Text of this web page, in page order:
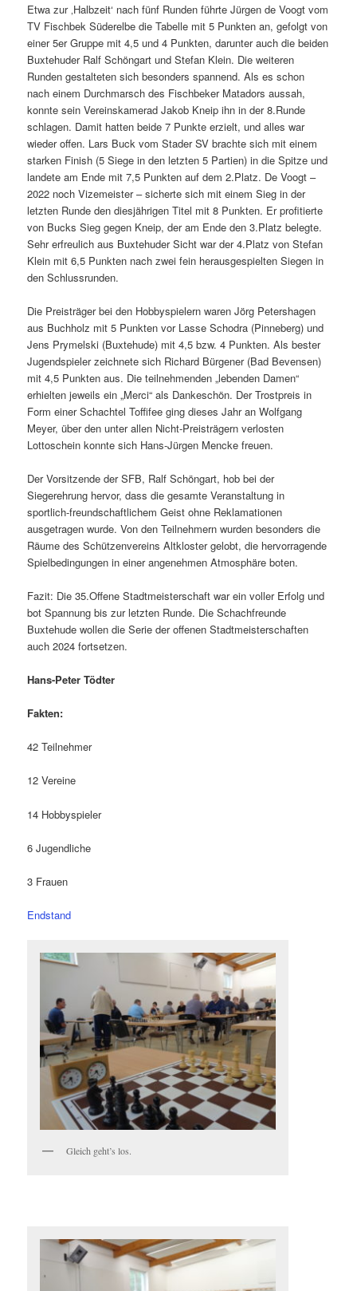
Etwa zur ‚Halbzeit‘ nach fünf Runden führte Jürgen de Voogt vom
TV Fischbek Süderelbe die Tabelle mit 5 Punkten an, gefolgt von
einer 5er Gruppe mit 4,5 und 4 Punkten, darunter auch die beiden
Buxtehuder Ralf Schöngart und Stefan Klein. Die weiteren
Runden gestalteten sich besonders spannend. Als es schon
nach einem Durchmarsch des Fischbeker Matadors aussah,
konnte sein Vereinskamerad Jakob Kneip ihn in der 8.Runde
schlagen. Damit hatten beide 7 Punkte erzielt, und alles war
wieder offen. Lars Buck vom Stader SV brachte sich mit einem
starken Finish (5 Siege in den letzten 5 Partien) in die Spitze und
landete am Ende mit 7,5 Punkten auf dem 2.Platz. De Voogt –
2022 noch Vizemeister – sicherte sich mit einem Sieg in der
letzten Runde den diesjährigen Titel mit 8 Punkten. Er profitierte
von Bucks Sieg gegen Kneip, der am Ende den 3.Platz belegte.
Sehr erfreulich aus Buxtehuder Sicht war der 4.Platz von Stefan
Klein mit 6,5 Punkten nach zwei fein herausgespielten Siegen in
den Schlussrunden.
Die Preisträger bei den Hobbyspielern waren Jörg Petershagen
aus Buchholz mit 5 Punkten vor Lasse Schodra (Pinneberg) und
Jens Prymelski (Buxtehude) mit 4,5 bzw. 4 Punkten. Als bester
Jugendspieler zeichnete sich Richard Bürgener (Bad Bevensen)
mit 4,5 Punkten aus. Die teilnehmenden „lebenden Damen“
erhielten jeweils ein „Merci“ als Dankeschön. Der Trostpreis in
Form einer Schachtel Toffifee ging dieses Jahr an Wolfgang
Meyer, über den unter allen Nicht-Preisträgern verlosten
Lottoschein konnte sich Hans-Jürgen Mencke freuen.
Der Vorsitzende der SFB, Ralf Schöngart, hob bei der
Siegerehrung hervor, dass die gesamte Veranstaltung in
sportlich-freundschaftlichem Geist ohne Reklamationen
ausgetragen wurde. Von den Teilnehmern wurden besonders die
Räume des Schützenvereins Altkloster gelobt, die hervorragende
Spielbedingungen in einer angenehmen Atmosphäre boten.
Fazit: Die 35.Offene Stadtmeisterschaft war ein voller Erfolg und
bot Spannung bis zur letzten Runde. Die Schachfreunde
Buxtehude wollen die Serie der offenen Stadtmeisterschaften
auch 2024 fortsetzen.
Hans-Peter Tödter
Fakten:
42 Teilnehmer
12 Vereine
14 Hobbyspieler
6 Jugendliche
3 Frauen
Endstand
Gleich geht’s los.